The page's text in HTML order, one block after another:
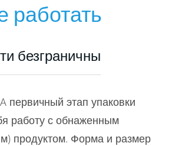
работать
безграничны
первичный этап упаковки
работу с обнаженным
продуктом. Форма и размер